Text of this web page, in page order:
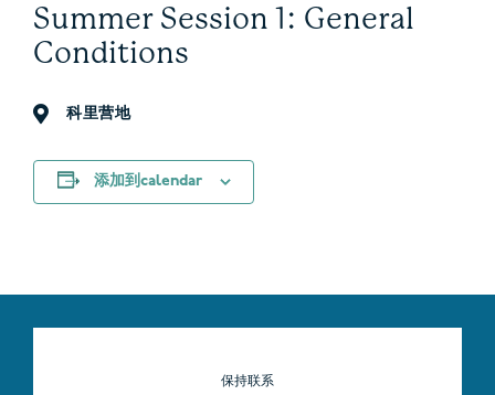
Summer Session 1: General
Conditions
科里营地
添加到calendar
保持联系